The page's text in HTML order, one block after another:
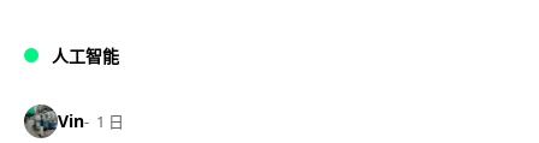
人工智能
Vin 1 日